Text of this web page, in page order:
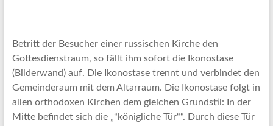
Betritt der Besucher einer russischen Kirche den
Gottesdienstraum, so fällt ihm sofort die Ikonostase
(Bilderwand) auf. Die Ikonostase trennt und verbindet den
Gemeinderaum mit dem Altarraum. Die Ikonostase folgt in
allen orthodoxen Kirchen dem gleichen Grundstil: In der
Mitte befindet sich die „“königliche Tür““. Durch diese Tür